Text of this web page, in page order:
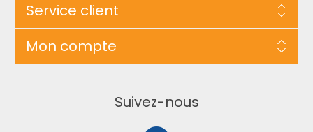
Service client
Mon compte
Suivez-nous